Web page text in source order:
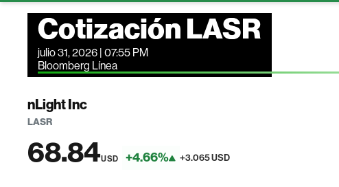
Cotización LASR
julio 31, 2026 | 07:55 PM
Bloomberg Línea
nLight Inc
LASR
68.84USD +4.66% +3.065 USD